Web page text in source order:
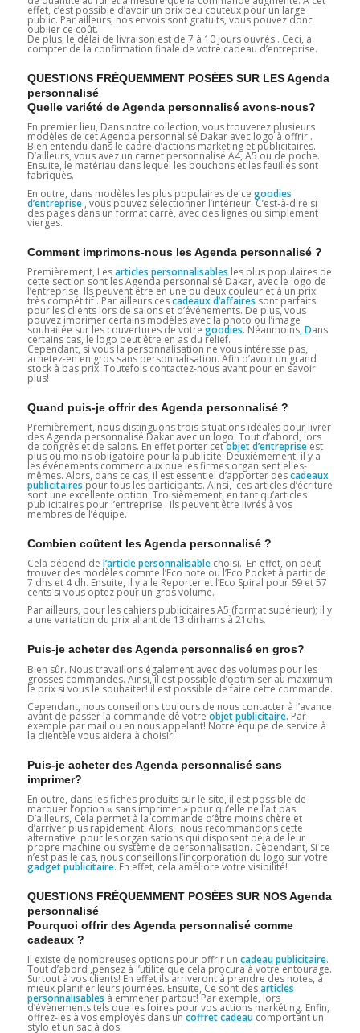
effet, c’est possible d’avoir un prix peu couteux pour un large
public. Par ailleurs, nos envois sont gratuits, vous pouvez donc
oublier ce coût.
De plus, le délai de livraison est de 7 à 10 jours ouvrés . Ceci, à
compter de la confirmation finale de votre cadeau d’entreprise.
QUESTIONS FRÉQUEMMENT POSÉES SUR LES Agenda
personnalisé
Quelle variété de Agenda personnalisé avons-nous?
En premier lieu, Dans notre collection, vous trouverez plusieurs
modèles de cet Agenda personnalisé Dakar avec logo à offrir .
Bien entendu dans le cadre d’actions marketing et publicitaires.
D’ailleurs, vous avez un carnet personnalisé A4, A5 ou de poche.
Ensuite, le matériau dans lequel les bouchons et les feuilles sont
fabriqués.
En outre, dans modèles les plus populaires de ce goodies
d’entreprise, vous pouvez sélectionner l’intérieur. C’est-à-dire si
des pages dans un format carré, avec des lignes ou simplement
vierges.
Comment imprimons-nous les Agenda personnalisé ?
Premièrement, Lesarticles personnalisables les plus populaires de
cette section sont les Agenda personnalisé Dakar, avec le logo de
l’entreprise. Ils peuvent être en une ou deux couleur et à un prix
très compétitif . Par ailleurs cescadeaux d’affaires sont parfaits
pour les clients lors de salons et d’événements. De plus, vous
pouvez imprimer certains modèles avec la photo ou l’image
souhaitée sur les couvertures de votre goodies. Néanmoins, Dans
certains cas, le logo peut être en as du relief.
Cependant, si vous la personnalisation ne vous intéresse pas,
achetez-en en gros sans personnalisation. Afin d’avoir un grand
stock à bas prix. Toutefois contactez-nous avant pour en savoir
plus!
Quand puis-je offrir des Agenda personnalisé ?
Premièrement, nous distinguons trois situations idéales pour livrer
des Agenda personnalisé Dakar avec un logo. Tout d’abord, lors
de congrès et de salons. En effet porter cetobjet d’entrepriseest
plus ou moins obligatoire pour la publicité. Deuxièmement, il y a
les événements commerciaux que les firmes organisent elles-
mêmes. Alors, dans ce cas, il est essentiel d’apporter descadeaux
publicitaires pour tous les participants. Ainsi, ces articles d’écriture
sont une excellente option. Troisièmement, en tant qu’articles
publicitaires pour l’entreprise . Ils peuvent être livrés à vos
membres de l’équipe.
Combien coûtent les Agenda personnalisé ?
Cela dépend de l’article personnalisablechoisi. En effet, on peut
trouver des modèles comme l’Eco note ou l’Eco Pocket à partir de
7 dhs et 4 dh. Ensuite, il y a le Reporter et l’Eco Spiral pour 69 et 57
cents si vous optez pour un gros volume.
Par ailleurs, pour les cahiers publicitaires A5 (format supérieur); il y
a une variation du prix allant de 13 dirhams à 21dhs.
Puis-je acheter des Agenda personnalisé en gros?
Bien sûr. Nous travaillons également avec des volumes pour les
grosses commandes. Ainsi, il est possible d’optimiser au maximum
le prix si vous le souhaiter! il est possible de faire cette commande.
Cependant, nous conseillons toujours de nous contacter à l’avance
avant de passer la commande de votre objet publicitaire. Par
exemple par mail ou en nous appelant! Notre équipe de service à
la clientèle vous aidera à choisir!
Puis-je acheter des Agenda personnalisé sans
imprimer?
En outre, dans les fiches produits sur le site, il est possible de
marquer l’option « sans imprimer » pour qu’elle ne l’ait pas.
D’ailleurs, Cela permet à la commande d’être moins chère et
d’arriver plus rapidement. Alors, nous recommandons cette
alternative pour les organisations qui disposent déjà de leur
propre machine ou système de personnalisation. Cependant, Si ce
n’est pas le cas, nous conseillons l’incorporation du logo sur votre
gadget publicitaire. En effet, cela améliore votre visibilité!
QUESTIONS FRÉQUEMMENT POSÉES SUR NOS Agenda
personnalisé
Pourquoi offrir des Agenda personnalisé comme
cadeaux ?
Il existe de nombreuses options pour offrir un cadeau publicitaire.
Tout d’abord ,pensez à l’utilité que cela procura à votre entourage.
Surtout à vos clients! En effet ils arriveront à prendre des notes, à
mieux planifier leurs journées. Ensuite, Ce sont desarticles
personnalisables à emmener partout! Par exemple, lors
d’évènements tels que les foires pour vos actions markéting. Enfin,
offrez-les à vos employés dans un coffret cadeau comportant un
stylo et un sac à dos.